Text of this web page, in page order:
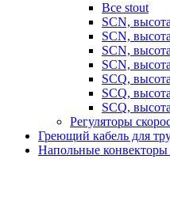
Все stout
SCN,
SCN,
SCN,
SCN,
SCQ,
SCQ,
SCQ,
Регуляторы
Греющий кабель для
Напольные конвекторы